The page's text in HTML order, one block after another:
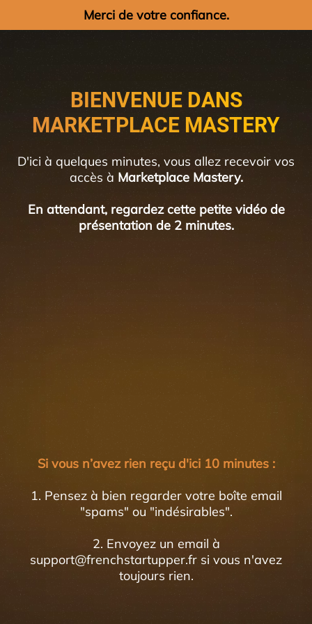
Merci de votre confiance.
BIENVENUE DANS
MARKETPLACE MASTERY
D'ici à quelques minutes, vous allez recevoir vos
accès à Marketplace Mastery.
En attendant, regardez cette petite vidéo de
présentation de 2 minutes.
Si vous n’avez rien reçu d'ici 10 minutes :
1. Pensez à bien regarder votre boîte email
"spams" ou "indésirables".
2. Envoyez un email à
support@frenchstartupper.fr si vous n'avez
toujours rien.